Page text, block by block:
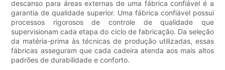
descanso para áreas externas de uma fábrica confiável é a
garantia de qualidade superior. Uma fábrica confiável possui
processos rigorosos de controle de qualidade que
supervisionam cada etapa do ciclo de fabricação. Da seleção
da matéria-prima às técnicas de produção utilizadas, essas
fábricas asseguram que cada cadeira atenda aos mais altos
padrões de durabilidade e conforto.